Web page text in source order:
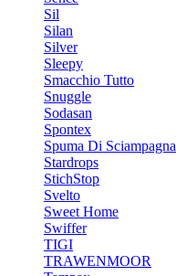
Sil
Silan
Silver
Sleepy
Smacchio Tutto
Snuggle
Sodasan
Spontex
Spuma Di Sciampagna
Stardrops
StichStop
Svelto
Sweet Home
Swiffer
TIGI
TRAWENMOOR